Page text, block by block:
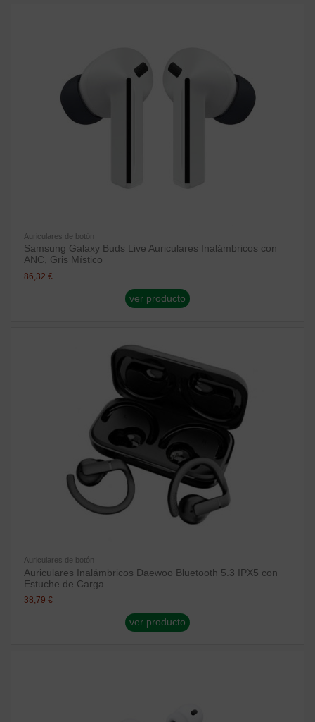
Auriculares de botón
Samsung Galaxy Buds Live Auriculares Inalámbricos con
ANC, Gris Místico
86,32 €
ver producto
Auriculares de botón
Auriculares Inalámbricos Daewoo Bluetooth 5.3 IPX5 con
Estuche de Carga
38,79 €
ver producto